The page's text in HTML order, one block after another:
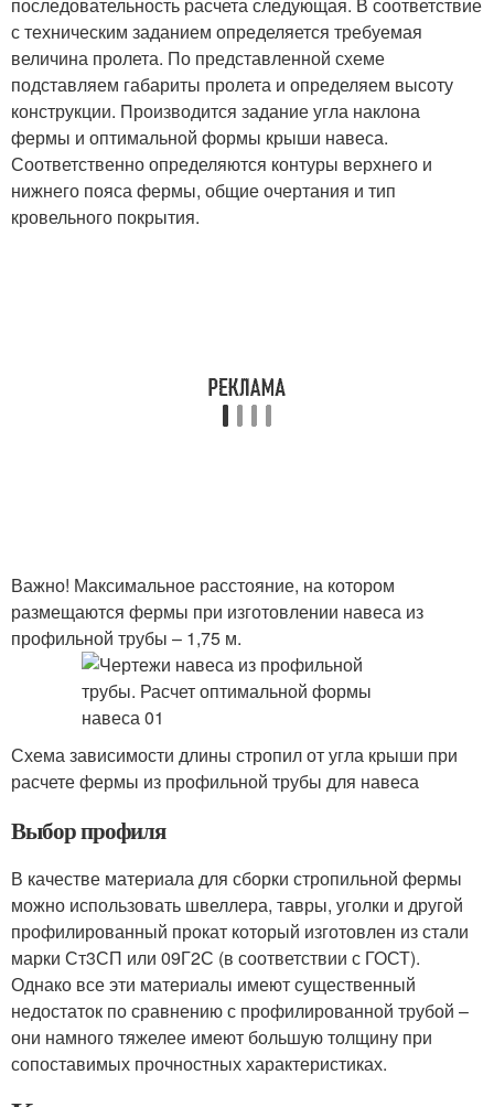
с техническим заданием определяется требуемая
величина пролета. По представленной схеме
подставляем габариты пролета и определяем высоту
конструкции. Производится задание угла наклона
фермы и оптимальной формы крыши навеса.
Соответственно определяются контуры верхнего и
нижнего пояса фермы, общие очертания и тип
кровельного покрытия.
Важно! Максимальное расстояние, на котором
размещаются фермы при изготовлении навеса из
профильной трубы – 1,75 м.
Схема зависимости длины стропил от угла крыши при
расчете фермы из профильной трубы для навеса
Выбор профиля
В качестве материала для сборки стропильной фермы
можно использовать швеллера, тавры, уголки и другой
профилированный прокат который изготовлен из стали
марки Ст3СП или 09Г2С (в соответствии с ГОСТ).
Однако все эти материалы имеют существенный
недостаток по сравнению с профилированной трубой –
они намного тяжелее имеют большую толщину при
сопоставимых прочностных характеристиках.